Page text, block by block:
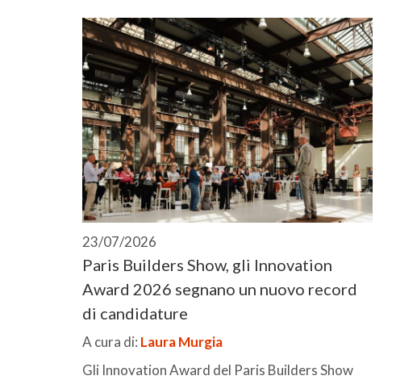
23/07/2026
Paris Builders Show, gli Innovation
Award 2026 segnano un nuovo record
di candidature
A cura di: Laura Murgia
Gli Innovation Award del Paris Builders Show